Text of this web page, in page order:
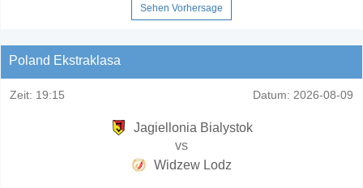
Sehen Vorhersage
Poland Ekstraklasa
Zeit: 19:15 Datum: 2026-08-09
Jagiellonia Bialystok
vs
Widzew Lodz